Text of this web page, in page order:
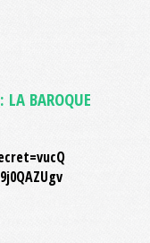
BAROQUE